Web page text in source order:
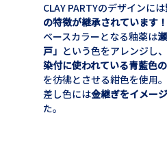
CLAY PARTYのデザインには
の特徴が継承されています！
ベースカラーとなる釉薬は
戸」 という色をアレンジし
染付に使われている青藍色
を彷彿とさせる紺色を使用。
差し色には金継ぎをイメー
た。